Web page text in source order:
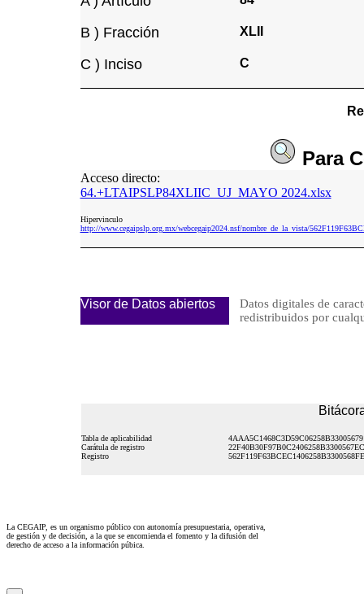
B ) Fracción XLII
C ) Inciso C
Para
Acceso directo:
64.+LTAIPSLP84XLIIC_UJ_MAYO 2024.xlsx
Hipervinculo
http://www.cegaipslp.org.mx/webcegaip2024.nsf/nombre_de_la_vista/
Visor de Datos abiertos
Datos digitales de
redistribuidos por
Tabla de aplicabilidad
Carátula de registro
Registro
La CEGAIP, es un organismo público con autonomía presupuestaria, operativa,
de gestión y de decisión, a la que se encomienda el fomento y la difusión del
derecho de acceso a la información púbica.